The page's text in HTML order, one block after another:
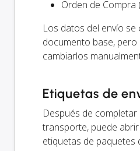
Orden de Compra
Los datos del envío se
documento base, pero
cambiarlos
Etiquetas de
Después de
transporte, puede
etiquetas de paquetes